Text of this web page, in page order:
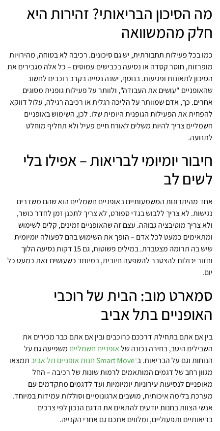
מה הסיכון הבריאותי? זהירות היא
חלק מהמשוואה
כמו בכל פעילות תחבורתית, יש גם סיכונים. רכיבה לא בטוחה, מהירויות
מופרזות, חוסר קסדה או נסיעה בכבישים עמוסים – כל אלה מגבירים את
הסיכון לתאונות ופגיעות. בנוסף, ישנה נטייה בקרב רוכבים לחשוב
שהאופניים "עושים את העבודה", ולוותר על פעילות גופנית מסוגים
אחרים. כך, אדם שמוותר על הליכה רגלית או רכיבה רגילה, עלול דווקא
להפחית את הפעילות הגופנית היומית שלו. לכן, השימוש באופניים
חשמליים צריך להיות משלים לאורח חיים פעיל ולא תחליף מוחלט
לתנועה.
חיבור יומיומי לבריאות – אפילו בלי
לשים לב
אחד מהיתרונות המשמעותיים באופניים חשמליים הוא שהם משדרים
נגישות. לא צריך ללבוש בגדי ספורט, לא צריך לתכנן זמן לחדר כושר,
ולא צריך מוטיבציה גבוהה. עצם זה שהאופניים זמינים, קלים לשימוש
ומתאימים כמעט לכל אדם – הופך את השימוש בהם לפעולה יומיומית
שיש בה תרומה מצטברת. במילים פשוטות, גם 15 דקות נסיעה הלוך
וחזור יכולות להצטבר להשפעה חיובית, במיוחד כשעושים זאת כמעט כל
יום.
סמארט מוב: הבית של רוכבי
האופניים בתל אביב
בין אם אתם בתחילת דרככם כרוכבים ובין אם אתם כבר מכירים את
השבילים היטב, בחירה נכונה שלאופניים חשמליים משפיעה גם על
הנוחות וגם על הבריאות. ב־Smart Move חנות אופניים תל אביב
תמצאו
מגוון רחב של דגמים המותאמים לרמות שונות של רכיבה – החל
מאופניים לנסיעות עירוניות יומיומיות ועד לדגמים מתקדמים עם
מערכת בלימה איכותית, מושבים ארגונומיים וסוללות עמידות במיוחד.
אנשי הצוות בחנות יודעים להתאים את הדגם הנכון לפי צרכים
בריאותיים ותפעוליים, ומלווים אתכם גם אחרי הקנייה.